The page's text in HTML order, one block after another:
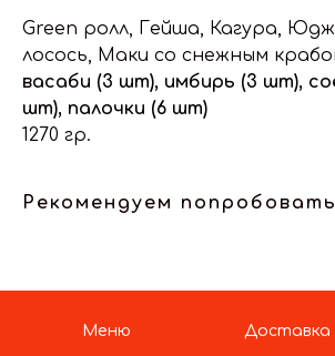
Green ролл, Гейша, Кагура,
лосось, Маки со снежным
васаби (3 шт), имбирь (3 шт),
шт), палочки (6 шт)
1270 гр.
Рекомендуем попробовать
Меню Доставка